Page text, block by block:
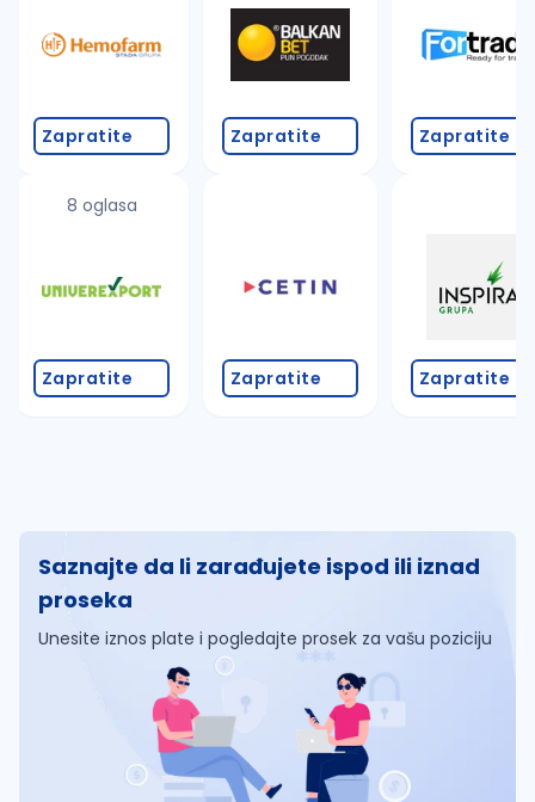
Zapratite
8 oglasa
Zapratite
Zapratite
Zapratite
Zapratite
Zapratite
Saznajte da li zarađujete ispod ili iznad
proseka
Unesite iznos plate i pogledajte prosek za vašu poziciju